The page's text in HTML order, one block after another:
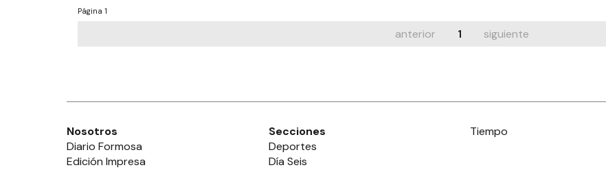
Página 1
anterior 1 siguiente
Nosotros
Diario Formosa
Edición Impresa
Secciones
Deportes
Día Seis
Tiempo